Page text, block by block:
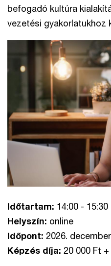
befogadó kultúra
vezetési gyakorlatukhoz
Időtartam: 14:00 - 15:30
Helyszín: online
Időpont: 2026.
Képzés díja: 20 000 Ft